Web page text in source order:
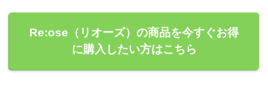
Re:ose（リオーズ）の商品を今すぐお得
に購入したい方はこちら